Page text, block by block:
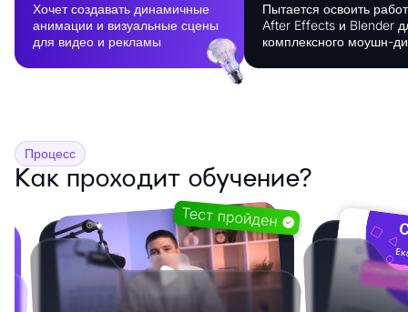
Хочет создавать динамичные
анимации и визуальные сцены
для видео и рекламы
Пытается освоить
After Effects и Blender
комплексного моушн-
Процесс
Как проходит обучение?